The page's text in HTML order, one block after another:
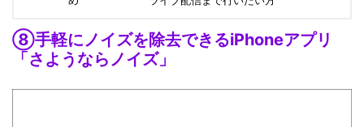
⑧手軽にノイズを除去できるiPhoneアプリ
「さようならノイズ」